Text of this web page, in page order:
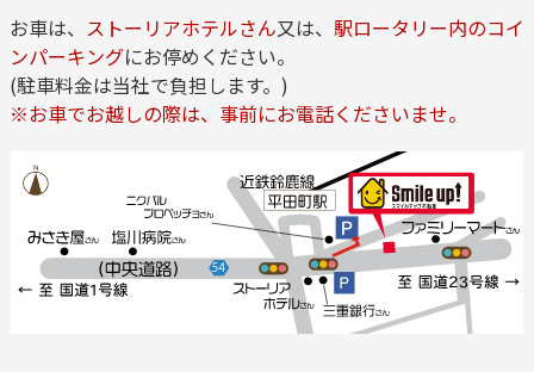
お車は、 ストーリアホテルさん又は、 駅ロータリー内のコイ
ンパーキングにお停めください。
(駐車料金は当社で負担します。)
※お車でお越しの際は、事前にお電話くださいませ。